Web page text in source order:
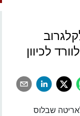
לכיוון
קלאריטה שבלוס